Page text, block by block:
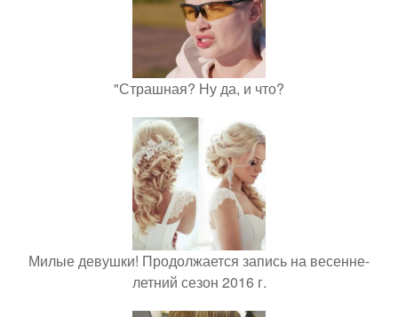
"Страшная? Ну да, и что?
Милые девушки! Продолжается запись на весенне-
летний сезон 2016 г.